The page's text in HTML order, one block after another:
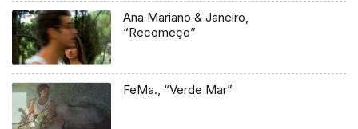
Ana Mariano & Janeiro,
“Recomeço”
FeMa., “Verde Mar”